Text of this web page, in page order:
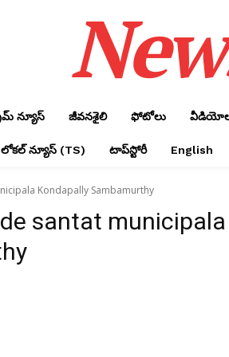
న్యూస్‌ జీవనశైలి ఫోటోలు
లోక‌ల్ న్యూస్‌ (TS) టాప్‌స్టోరీ English
Kondapally Sambamurthy
santat